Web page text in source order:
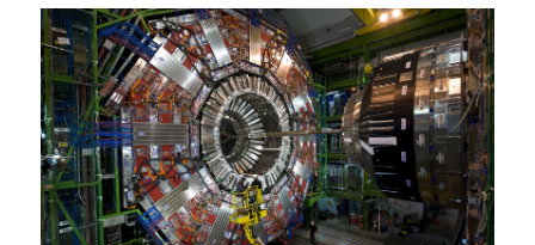
ä
r
e
n
n
d
ä
r
n
a
v
i
g
a
t
i
o
n